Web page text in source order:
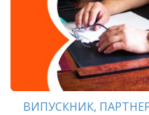
ВИПУСКНИК,